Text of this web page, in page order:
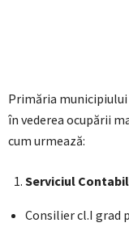
Primăria municipiului
în vederea ocupării
cum urmează:
Serviciul
Consilier cl.I